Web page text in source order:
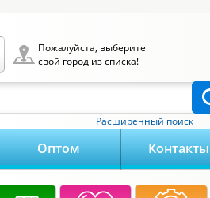
Пожалуйста, выберите
свой город из списка!
Расширенный поиск
Оптом Контакты